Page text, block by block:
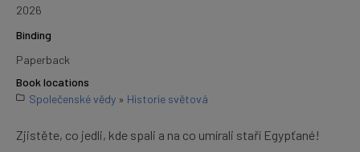
2026
Binding
Paperback
Book locations
Společenské vědy » Historie světová
Zjistěte, co jedli, kde spali a na co umírali staří Egypťané!